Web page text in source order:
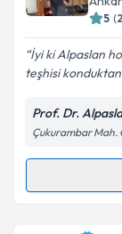
E-posta
Metni
5 (
İyi ki Alpaslan
teşhisi
Prof. Dr.
Çukurambar Mah.